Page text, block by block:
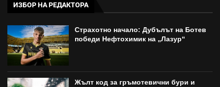
ИЗБОР НА РЕДАКТОРА
Страхотно начало: Дубълът на Ботев
победи Нефтохимик на „Лазур“
Жълт код за гръмотевични бури и